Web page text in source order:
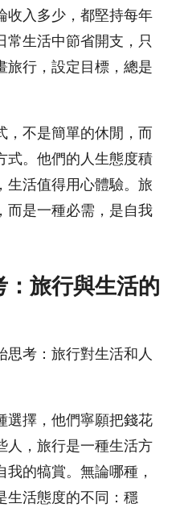
收入多少，都堅持每年
常生活中節省開支，只
旅行，設定目標，總是
，不是簡單的休閒，而
式。他們的人生態度積
生活值得用心體驗。旅
而是一種必需，是自我
旅行與生活的
考：旅行對生活和人
選擇，他們寧願把錢花
人，旅行是一種生活方
的犒賞。無論哪種，
生活態度的不同：穩